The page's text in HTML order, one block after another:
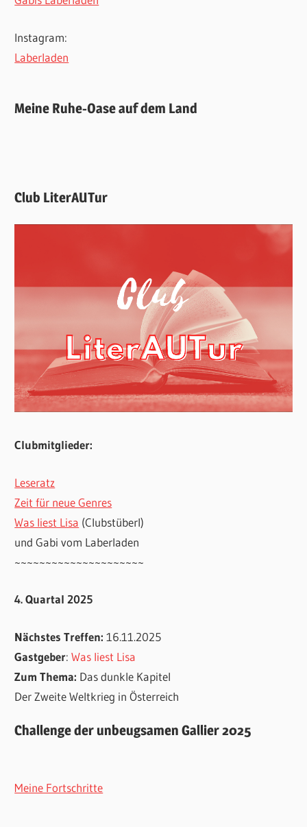
Instagram:
Laberladen
Meine Ruhe-Oase auf dem Land
Club LiterAUTur
Clubmitglieder:
Leseratz
Zeit für neue Genres
Was liest Lisa (Clubstüberl)
und Gabi vom Laberladen
~~~~~~~~~~~~~~~~~~~~~
4. Quartal 2025
Nächstes Treffen:16.11.2025
Gastgeber:Was liest Lisa
Zum Thema: Das dunkle Kapitel
Der Zweite Weltkrieg in Österreich
Challenge der unbeugsamen Gallier 2025
Meine Fortschritte